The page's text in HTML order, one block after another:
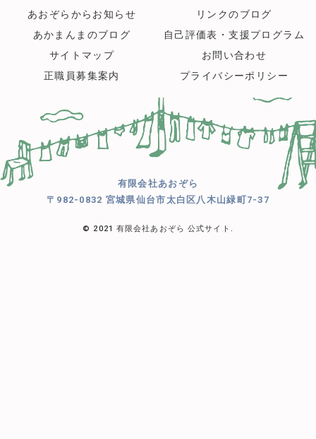
あおぞらからお知らせ
リンクのブログ
あかまんまのブログ
自己評価表・支援プログラム
サイトマップ
お問い合わせ
正職員募集案内
プライバシーポリシー
有限会社あおぞら
〒982-0832 宮城県仙台市太白区八木山緑町7-37
© 2021 有限会社あおぞら 公式サイト.